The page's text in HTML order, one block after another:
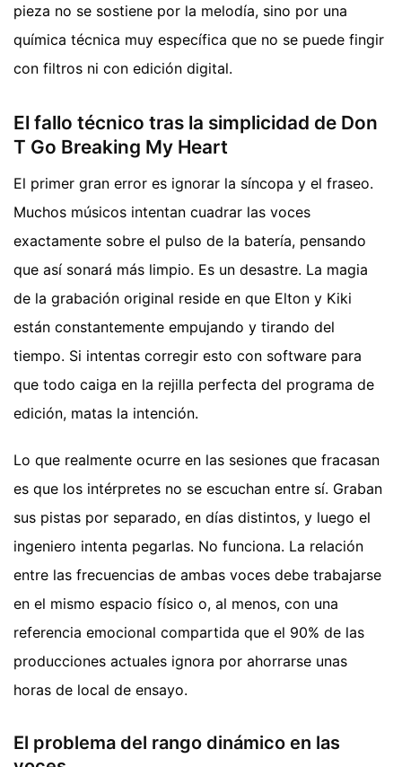
pieza no se sostiene por la melodía, sino por una
química técnica muy específica que no se puede fingir
con filtros ni con edición digital.
El fallo técnico tras la simplicidad de Don
T Go Breaking My Heart
El primer gran error es ignorar la síncopa y el fraseo.
Muchos músicos intentan cuadrar las voces
exactamente sobre el pulso de la batería, pensando
que así sonará más limpio. Es un desastre. La magia
de la grabación original reside en que Elton y Kiki
están constantemente empujando y tirando del
tiempo. Si intentas corregir esto con software para
que todo caiga en la rejilla perfecta del programa de
edición, matas la intención.
Lo que realmente ocurre en las sesiones que fracasan
es que los intérpretes no se escuchan entre sí. Graban
sus pistas por separado, en días distintos, y luego el
ingeniero intenta pegarlas. No funciona. La relación
entre las frecuencias de ambas voces debe trabajarse
en el mismo espacio físico o, al menos, con una
referencia emocional compartida que el 90% de las
producciones actuales ignora por ahorrarse unas
horas de local de ensayo.
El problema del rango dinámico en las